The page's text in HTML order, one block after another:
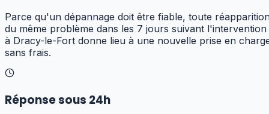
Parce qu'un dépannage doit être fiable, toute
du même problème dans les 7 jours suivant l'intervention
à Dracy-le-Fort donne lieu à une nouvelle prise en
sans frais.
Réponse sous 24h